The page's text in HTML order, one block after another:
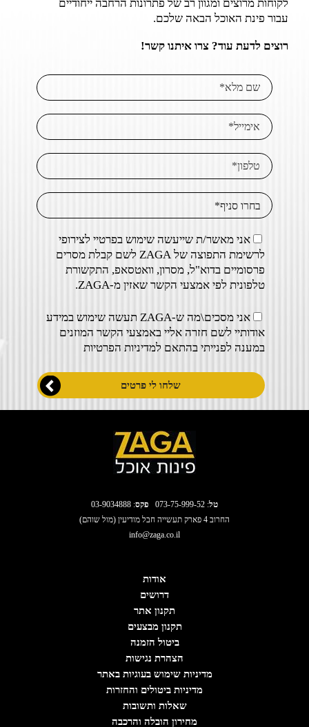
לקוחות מרוצים ומגוון רב של פתרונות הרחבה ייחודיים
עבור פינת האוכל הבאה שלכם.
רוצים לדעת עוד? צרו איתנו קשר!
אני מאשר/ת שייעשה שימוש בפרטיי לצירופי
לרשימת התפוצה של ZAGA לשם קבלת מסרים
פרסומיים בדוא"ל, מסרון, וואטסאפ, התקשורת
טלפונית לפי אמצעי הקשר שאזין מ-ZAGA.
אני מסכים\מה ש-ZAGA תעשה שימוש במידע
אודותיי לשם חזרה אליי באמצעי הקשר המוזנים
במענה לפנייתי בהתאם למדיניות הפרטיות
טל:
073-75-999-52 פקס: 03-9034888
החרוב 4 פארק תעשייה חבל מודיעין (מול שוהם)
info@zaga.co.il
אודות
דרושים
תקנון אתר
תקנון מבצעים
ביטול הזמנה
הצהרת נגישות
מדיניות שימוש בעוגיות באתר
מדיניות ביטולים והחזרות
שאלות ותשובות
מחירון הובלה והרכבה